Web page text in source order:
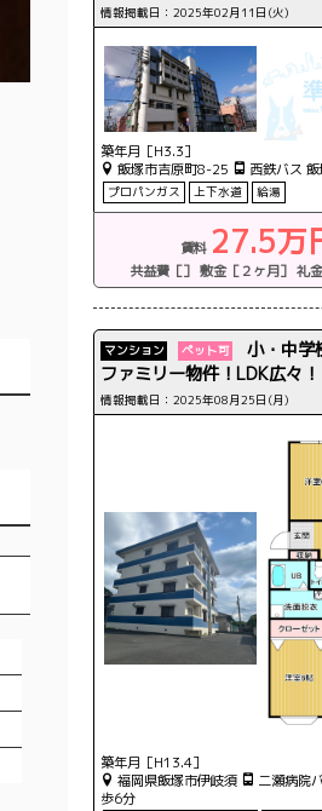
情報掲載日：2025年02月11日(火)
築年月［H3.3］
飯塚市吉原町8-25
西鉄バス
プロパンガス 上下水道 給湯
賃料 27.5万
共益費［］ 敷金［２ヶ月］ 礼
マンション ペット可
小・中学
ファミリー物件！LDK広々！
情報掲載日：2025年08月25日(月)
築年月［H13.4］
福岡県飯塚市伊岐須
二瀬病院
歩6分